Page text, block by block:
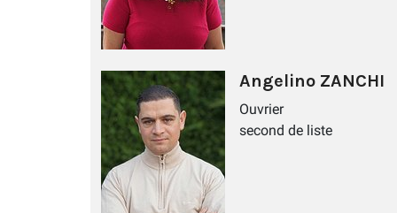
Angelino ZANCHI
Ouvrier
second de liste